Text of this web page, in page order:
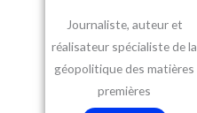
Journaliste, auteur et
réalisateur spécialiste de la
géopolitique des matières
premières